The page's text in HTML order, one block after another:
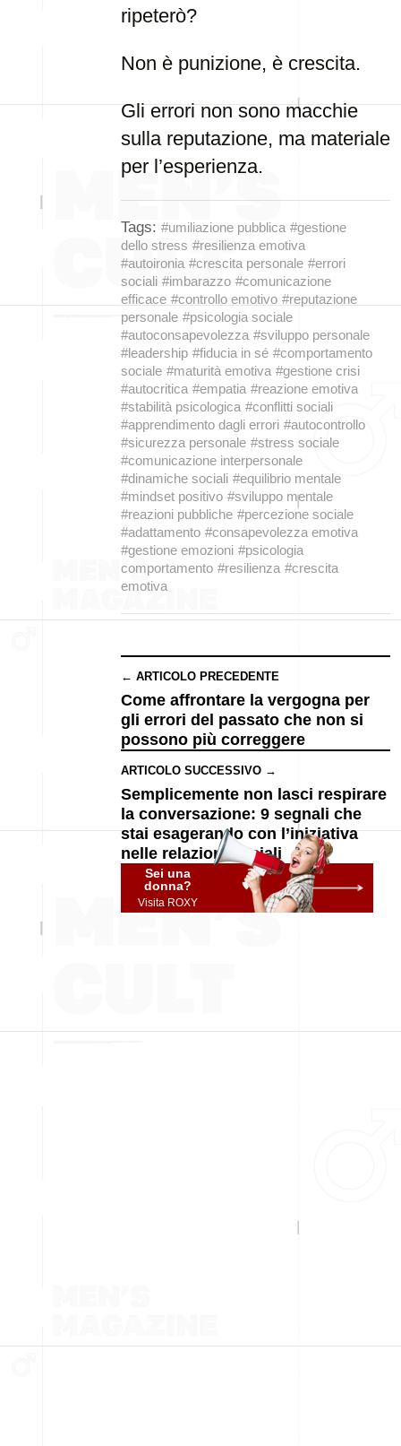
ripeterò?
Non è punizione, è crescita.
Gli errori non sono macchie
sulla reputazione, ma materiale
per l’esperienza.
Tags: #umiliazione pubblica #gestione
dello stress #resilienza emotiva
#autoironia #crescita personale #errori
sociali #imbarazzo #comunicazione
efficace #controllo emotivo #reputazione
personale #psicologia sociale
#autoconsapevolezza #sviluppo personale
#leadership #fiducia in sé #comportamento
sociale #maturità emotiva #gestione crisi
#autocritica #empatia #reazione emotiva
#stabilità psicologica #conflitti sociali
#apprendimento dagli errori #autocontrollo
#sicurezza personale #stress sociale
#comunicazione interpersonale
#dinamiche sociali #equilibrio mentale
#mindset positivo #sviluppo mentale
#reazioni pubbliche #percezione sociale
#adattamento #consapevolezza emotiva
#gestione emozioni #psicologia
comportamento #resilienza #crescita
emotiva
← ARTICOLO PRECEDENTE
Come affrontare la vergogna per
gli errori del passato che non si
possono più correggere
ARTICOLO SUCCESSIVO →
Semplicemente non lasci respirare
la conversazione: 9 segnali che
stai esagerando con l’iniziativa
nelle relazioni sociali
Sei una
donna?
Visita ROXY